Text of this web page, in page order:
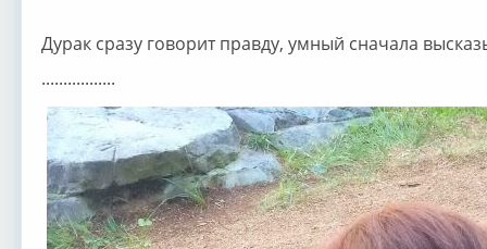
Дурак сразу говорит правду, умный сначала
.................